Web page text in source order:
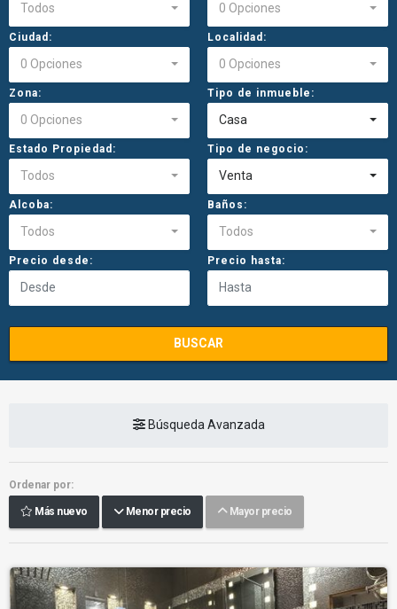
Todos 0 Opciones
Ciudad:
0 Opciones
Localidad:
0 Opciones
Zona:
0 Opciones
Tipo de inmueble:
Casa
Estado Propiedad:
Todos
Tipo de negocio:
Venta
Alcoba:
Todos
Baños:
Todos
Precio desde: Precio hasta:
BUSCAR
Búsqueda Avanzada
Ordenar por:
Más nuevo Menor precio Mayor precio